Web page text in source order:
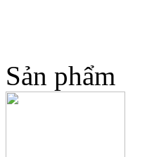
Sản phẩm